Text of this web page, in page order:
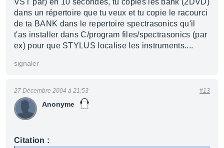
VST par) en 10 secondes, tu copies les bank (2DVD)
dans un répertoire que tu veux et tu copie le racourci
de ta BANK dans le repertoire spectrasonics qu'il
t'as installer dans C/program files/spectrasonics (par
ex) pour que STYLUS localise les instruments....
signaler
Anonyme
27 Décembre 2004 à 21:53 #13
Citation :